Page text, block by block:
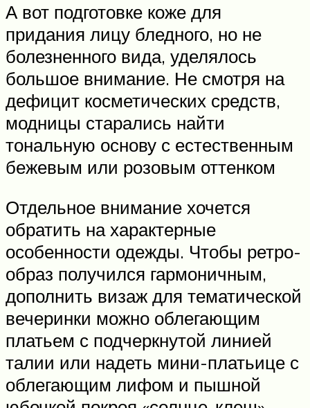
А вот подготовке коже для
придания лицу бледного, но не
болезненного вида, уделялось
большое внимание. Не смотря на
дефицит косметических средств,
модницы старались найти
тональную основу с естественным
бежевым или розовым оттенком
Отдельное внимание хочется
обратить на характерные
особенности одежды. Чтобы ретро-
образ получился гармоничным,
дополнить визаж для тематической
вечеринки можно облегающим
платьем с подчеркнутой линией
талии или надеть мини-платьице с
облегающим лифом и пышной